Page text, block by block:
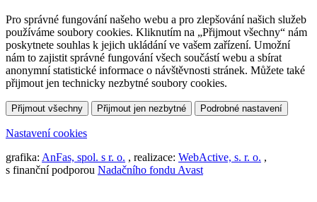
Pro správné fungování našeho webu a pro zlepšování našich služeb
používáme soubory cookies. Kliknutím na „Přijmout všechny“ nám
poskytnete souhlas k jejich ukládání ve vašem zařízení. Umožní
nám to zajistit správné fungování všech součástí webu a sbírat
anonymní statistické informace o návštěvnosti stránek. Můžete také
přijmout jen technicky nezbytné soubory cookies.
Přijmout všechny Přijmout jen nezbytné Podrobné nastavení
Nastavení cookies
grafika: AnFas, spol. s r. o. , realizace: WebActive, s. r. o. ,
s finanční podporou Nadačního fondu Avast